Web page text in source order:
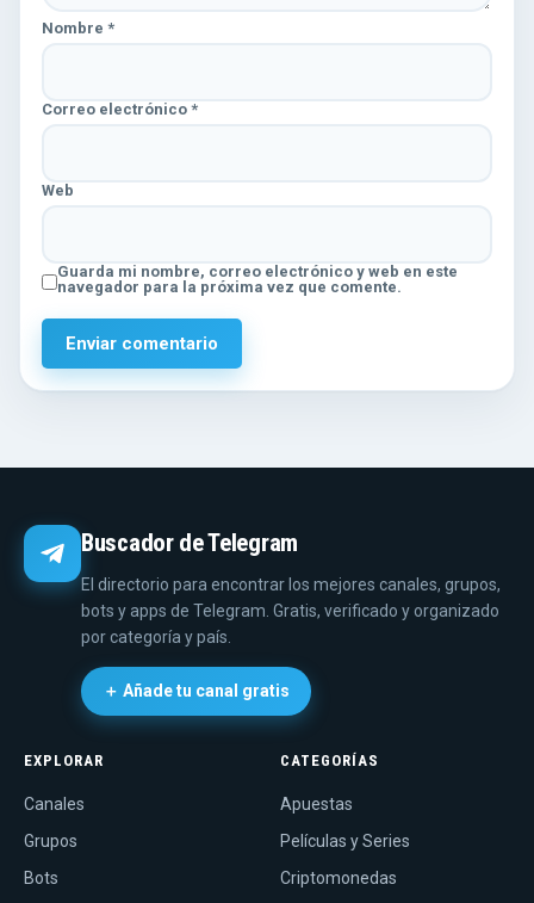
Nombre *
Correo electrónico *
Web
Guarda mi nombre, correo electrónico y web en este
navegador para la próxima vez que comente.
Buscador de Telegram
El directorio para encontrar los mejores canales, grupos,
bots y apps de Telegram. Gratis, verificado y organizado
por categoría y país.
＋ Añade tu canal gratis
EXPLORAR
Canales
Grupos
Bots
CATEGORÍAS
Apuestas
Películas y Series
Criptomonedas